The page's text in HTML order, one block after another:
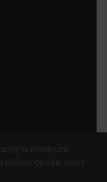
la meilleure
ce site, nous